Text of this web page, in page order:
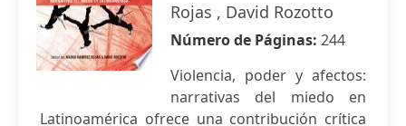
Rojas , David Rozotto
Número de Páginas: 244
Violencia, poder y afectos:
narrativas del miedo en
Latinoamérica ofrece una contribución crítica